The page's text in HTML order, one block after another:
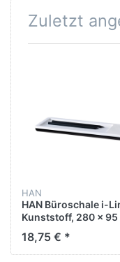
Zuletzt
HAN
HAN Büroschale i-
Kunststoff, 280 x 95
mm, 1 Fach,
weiß/schwarz,
hochglänzend
18,75 € *